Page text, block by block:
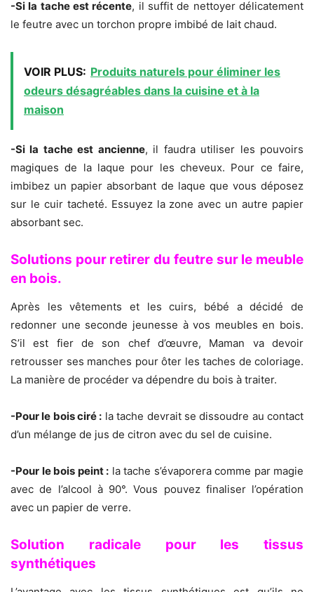
-Si la tache est récente, il suffit de nettoyer délicatement
le feutre avec un torchon propre imbibé de lait chaud.
VOIR PLUS: Produits naturels pour éliminer les
odeurs désagréables dans la cuisine et à la
maison
-Si la tache est ancienne, il faudra utiliser les pouvoirs
magiques de la laque pour les cheveux. Pour ce faire,
imbibez un papier absorbant de laque que vous déposez
sur le cuir tacheté. Essuyez la zone avec un autre papier
absorbant sec.
Solutions pour retirer du feutre sur le meuble
en bois.
Après les vêtements et les cuirs, bébé a décidé de
redonner une seconde jeunesse à vos meubles en bois.
S’il est fier de son chef d’œuvre, Maman va devoir
retrousser ses manches pour ôter les taches de coloriage.
La manière de procéder va dépendre du bois à traiter.
-Pour le bois ciré : la tache devrait se dissoudre au contact
d’un mélange de jus de citron avec du sel de cuisine.
-Pour le bois peint : la tache s’évaporera comme par magie
avec de l’alcool à 90°. Vous pouvez finaliser l’opération
avec un papier de verre.
Solution radicale pour les tissus
synthétiques